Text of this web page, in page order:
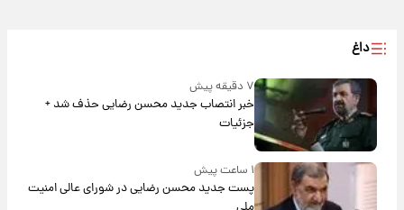
داغ
۷ دقیقه پیش
خبر انتصاب جدید محسن رضایی حذف شد +
جزئیات
پست جدید محسن رضایی در شورای عالی امنیت